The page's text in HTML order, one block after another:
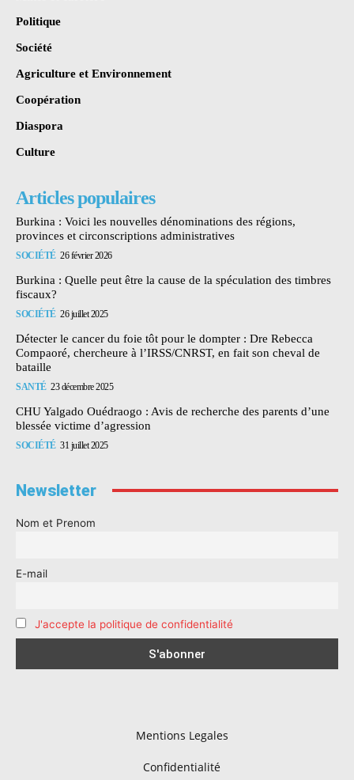
Politique
Société
Agriculture et Environnement
Coopération
Diaspora
Culture
Articles populaires
Burkina : Voici les nouvelles dénominations des régions,
provinces et circonscriptions administratives
SOCIÉTÉ 26 février 2026
Burkina : Quelle peut être la cause de la spéculation des timbres
fiscaux?
SOCIÉTÉ 26 juillet 2025
Détecter le cancer du foie tôt pour le dompter : Dre Rebecca
Compaoré, chercheure à l’IRSS/CNRST, en fait son cheval de
bataille
SANTÉ 23 décembre 2025
CHU Yalgado Ouédraogo : Avis de recherche des parents d’une
blessée victime d’agression
SOCIÉTÉ 31 juillet 2025
Newsletter
Nom et Prenom
E-mail
J'accepte la politique de confidentialité
Mentions Legales
Confidentialité